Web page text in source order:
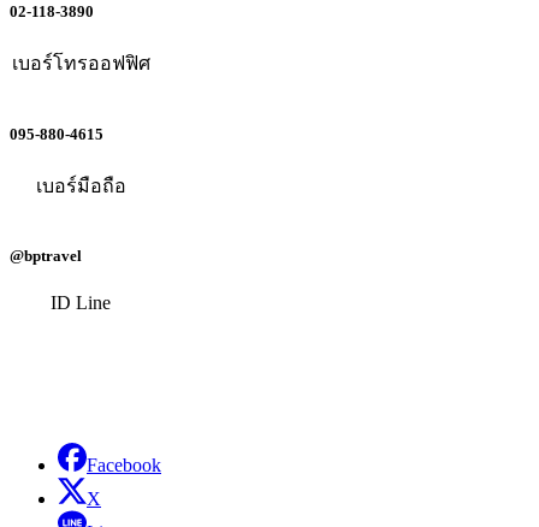
02-118-3890
เบอร์โทรออฟฟิศ
095-880-4615
เบอร์มือถือ
@bptravel
ID Line
Facebook
X